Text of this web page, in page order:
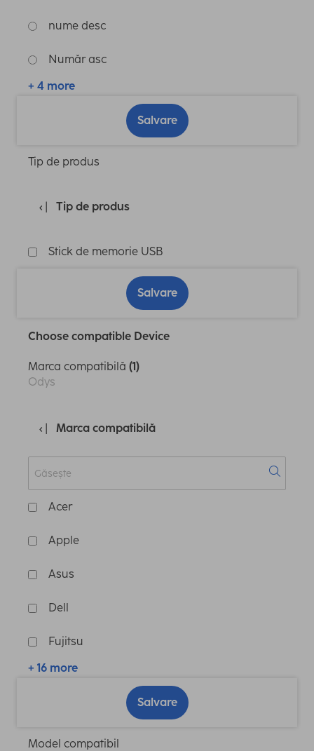
nume desc
Număr asc
+ 4 more
Salvare
Tip de produs
Tip de produs
Stick de memorie USB
Salvare
Choose compatible Device
Marca compatibilă (1)
Odys
Marca compatibilă
Acer
Apple
Asus
Dell
Fujitsu
+ 16 more
Salvare
Model compatibil